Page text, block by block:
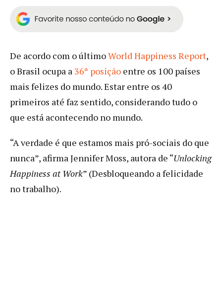
De acordo com o últimoWorld Happiness Report,
o Brasil ocupa a 36ª posição entre os 100 países
mais felizes do mundo. Estar entre os 40
primeiros até faz sentido, considerando tudo o
que está acontecendo no mundo.
“A verdade é que estamos mais pró-sociais do que
nunca”, afirma Jennifer Moss, autora de “Unlocking
Happiness at Work” (Desbloqueando a felicidade
no trabalho).